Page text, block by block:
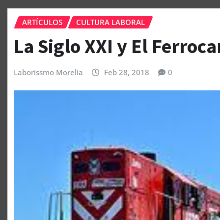
ARTÍCULOS CULTURA LABORAL
La Siglo XXI y El
Laborissmo Morelia Feb 28, 2018 0